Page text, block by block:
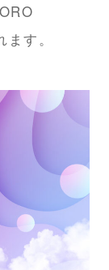
す。